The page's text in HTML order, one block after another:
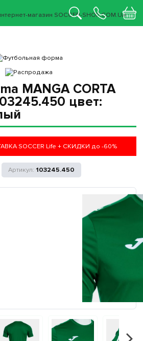
MANGA CORTA
цвет:
SOCCER Life + СКИДКИ до -60%
103245.450